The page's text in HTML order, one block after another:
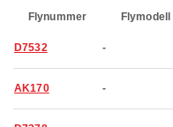
Flynummer Flymodell
D7532 -
AK170 -